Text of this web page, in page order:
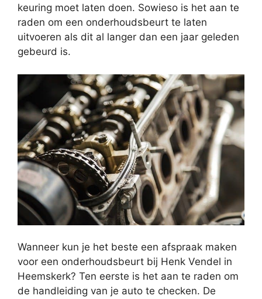
keuring moet laten doen. Sowieso is het aan te
raden om een onderhoudsbeurt te laten
uitvoeren als dit al langer dan een jaar geleden
gebeurd is.
Wanneer kun je het beste een afspraak maken
voor een onderhoudsbeurt bij Henk Vendel in
Heemskerk? Ten eerste is het aan te raden om
de handleiding van je auto te checken. De